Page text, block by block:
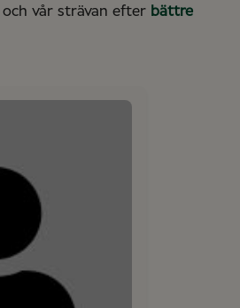
och vår strävan efter bättre